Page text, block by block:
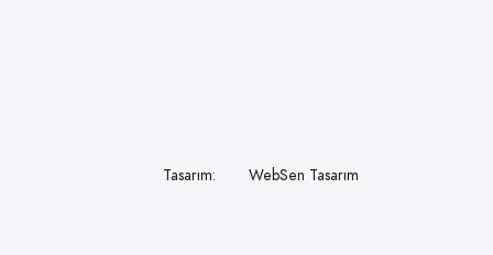
Tasarım: WebSen Tasarım